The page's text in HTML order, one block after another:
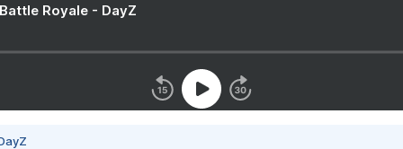
Royale - DayZ